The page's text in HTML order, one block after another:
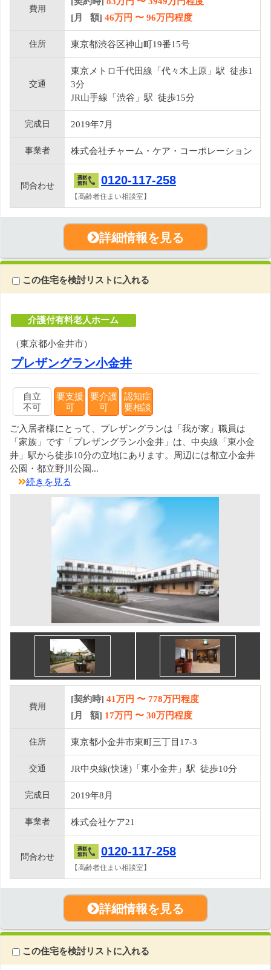
費用
[月 額] 46万円 〜 96万円程度
住所 東京都渋谷区神山町19番15号
交通
東京メトロ千代田線「代々木上原」駅 徒歩1
3分
JR山手線「渋谷」駅 徒歩15分
完成日 2019年7月
事業者 株式会社チャーム・ケア・コーポレーション
問合わせ 0120-117-258
【高齢者住まい相談室】
詳細情報を見る
この住宅を検討リストに入れる
介護付有料老人ホーム
（東京都小金井市）
プレザングラン小金井
自立
不可
要支援
可
要介護
可
認知症
要相談
ご入居者様にとって、プレザングランは「我が家」職員は
「家族」です「プレザングラン小金井」は、中央線「東小金
井」駅から徒歩10分の立地にあります。周辺には都立小金井
公園・都立野川公園...
続きを見る
費用
[契約時] 41万円 〜 778万円程度
[月 額] 17万円 〜 30万円程度
住所 東京都小金井市東町三丁目17-3
交通 JR中央線(快速)「東小金井」駅 徒歩10分
完成日 2019年8月
事業者 株式会社ケア21
問合わせ 0120-117-258
【高齢者住まい相談室】
詳細情報を見る
この住宅を検討リストに入れる